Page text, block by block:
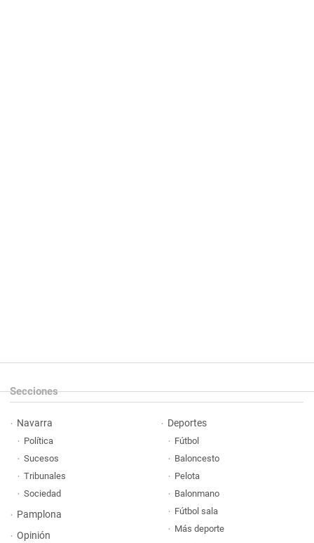
Secciones
Navarra
Política
Sucesos
Tribunales
Sociedad
Pamplona
Opinión
Deportes
Fútbol
Baloncesto
Pelota
Balonmano
Fútbol sala
Más deporte